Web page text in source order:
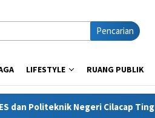
Pencarian
LIFESTYLE RUANG PUBLIK
Tingkatkan Kualitas Produk